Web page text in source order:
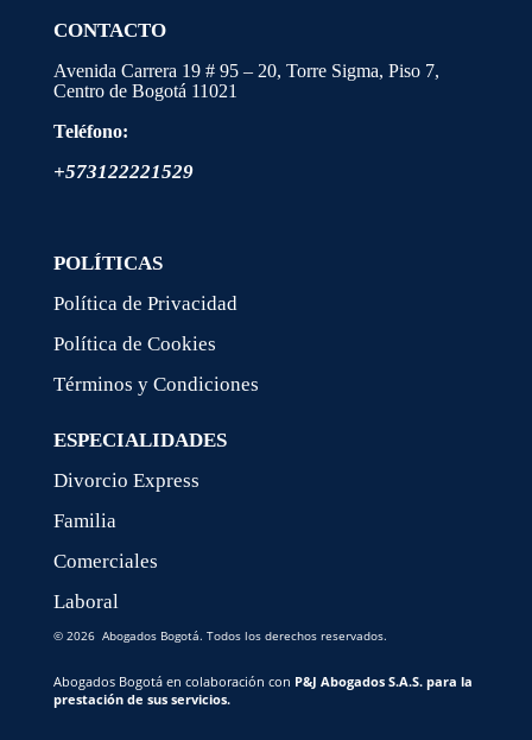
CONTACTO
Avenida Carrera 19 # 95 – 20, Torre Sigma, Piso 7,
Centro de Bogotá 11021
Teléfono:
+573122221529
POLÍTICAS
Política de Privacidad
Política de Cookies
Términos y Condiciones
ESPECIALIDADES
Divorcio Express
Familia
Comerciales
Laboral
© 2026 Abogados Bogotá. Todos los derechos reservados.
Abogados Bogotá en colaboración con P&J Abogados S.A.S. para la
prestación de sus servicios.